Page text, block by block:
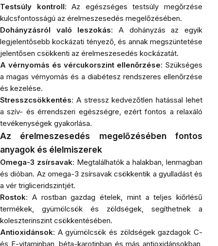
Testsúly kontroll: Az egészséges testsúly megőrzése
kulcsfontosságú az érelmeszesedés megelőzésében.
Dohányzásról való leszokás: A dohányzás az egyik
legjelentősebb kockázati tényező, és annak megszüntetése
jelentősen csökkenti az érelmeszesedés kockázatát.
A vérnyomás és vércukorszint ellenőrzése: Szükséges
a magas vérnyomás és a diabétesz rendszeres ellenőrzése
és kezelése.
Stresszcsökkentés: A stressz kedvezőtlen hatással lehet
a szív- és érrendszeri egészségre, ezért fontos a relaxáló
tevékenységek gyakorlása.
Az érelmeszesedés megelőzésében fontos
anyagok és élelmiszerek
Omega-3 zsírsavak: Megtalálhatók a halakban, lenmagban
és dióban. Az omega-3 zsírsavak csökkentik a gyulladást és
a vér trigliceridszintjét.
Rostok: A rostban gazdag ételek, mint a teljes kiőrlésű
termékek, gyümölcsök és zöldségek, segíthetnek a
koleszterinszint csökkentésében.
Antioxidánsok: A gyümölcsök és zöldségek gazdagok C-
és E-vitaminban, béta-karotinban és más antioxidánsokban,